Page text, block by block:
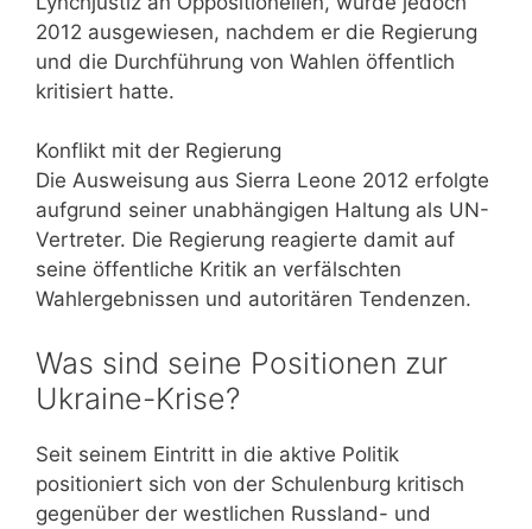
2012 ausgewiesen, nachdem er die Regierung
und die Durchführung von Wahlen öffentlich
kritisiert hatte.
Konflikt mit der Regierung
Die Ausweisung aus Sierra Leone 2012 erfolgte
aufgrund seiner unabhängigen Haltung als UN-
Vertreter. Die Regierung reagierte damit auf
seine öffentliche Kritik an verfälschten
Wahlergebnissen und autoritären Tendenzen.
Was sind seine Positionen zur
Ukraine-Krise?
Seit seinem Eintritt in die aktive Politik
positioniert sich von der Schulenburg kritisch
gegenüber der westlichen Russland- und